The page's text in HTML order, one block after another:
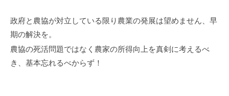
政府と農協が対立している限り農業の発展は望めません、早
期の解決を。
農協の死活問題ではなく農家の所得向上を真剣に考えるべ
き、基本忘れるべからず！